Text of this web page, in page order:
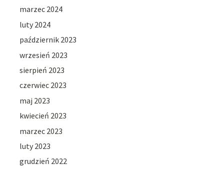
marzec 2024
luty 2024
październik 2023
wrzesień 2023
sierpień 2023
czerwiec 2023
maj 2023
kwiecień 2023
marzec 2023
luty 2023
grudzień 2022